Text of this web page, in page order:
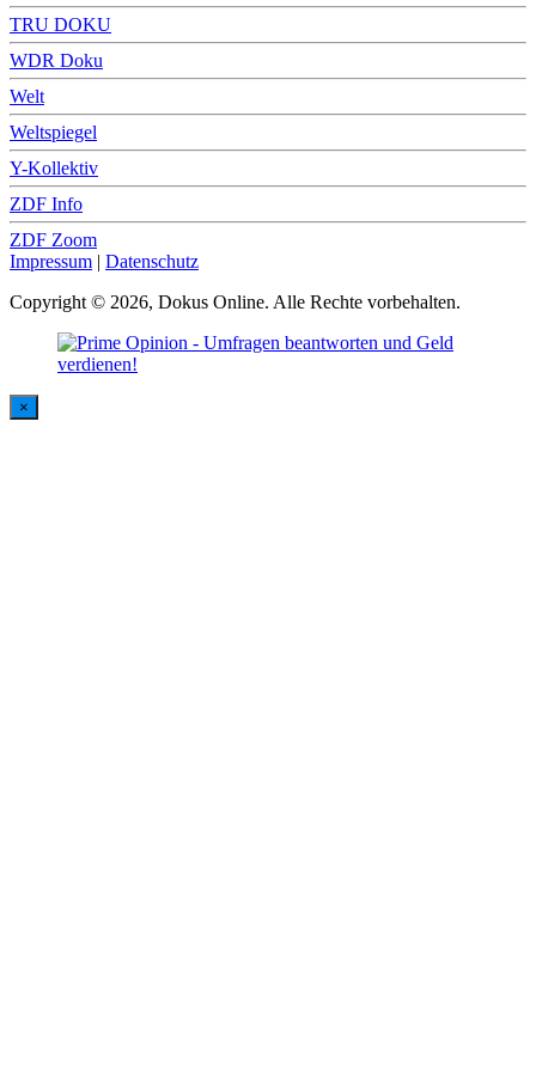
TRU DOKU
WDR Doku
Welt
Weltspiegel
Y-Kollektiv
ZDF Info
ZDF Zoom
Impressum | Datenschutz
Copyright © 2026, Dokus Online. Alle Rechte vorbehalten.
×